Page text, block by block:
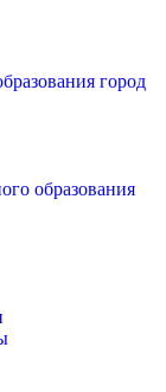
город
образования